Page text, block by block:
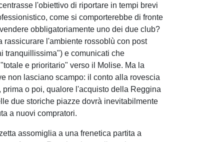
l'obiettivo di riportare in tempi brevi
come si comporterebbe di fronte
obbligatoriamente uno dei due club?
rassicurare l'ambiente rossoblù con post
tranquillissima") e comunicati che
e prioritario" verso il Molise. Ma la
non lasciano scampo: il conto alla rovescia
o poi, qualore l'acquisto della Reggina
due storiche piazze dovrà inevitabilmente
a nuovi compratori.
assomiglia a una frenetica partita a